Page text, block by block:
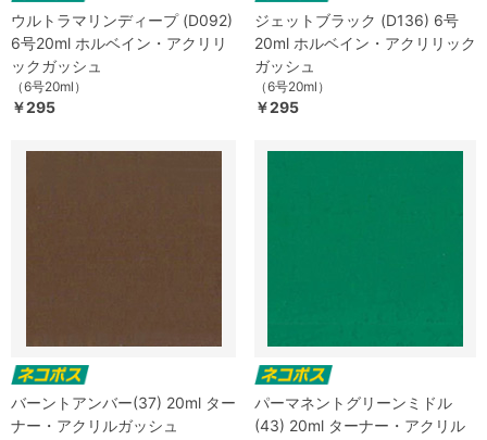
ウルトラマリンディープ (D092)
6号20ml ホルベイン・アクリリ
ックガッシュ
（6号20ml）
￥295
ジェットブラック (D136) 6号
20ml ホルベイン・アクリリック
ガッシュ
（6号20ml）
￥295
バーントアンバー(37) 20ml ター
ナー・アクリルガッシュ
パーマネントグリーンミドル
(43) 20ml ターナー・アクリル